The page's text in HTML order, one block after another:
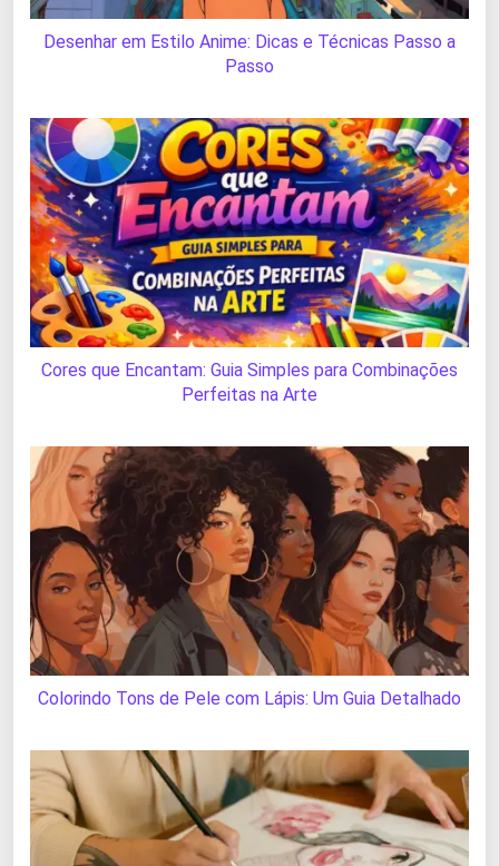
Desenhar em Estilo Anime: Dicas e Técnicas Passo a
Passo
Cores que Encantam: Guia Simples para Combinações
Perfeitas na Arte
Colorindo Tons de Pele com Lápis: Um Guia Detalhado